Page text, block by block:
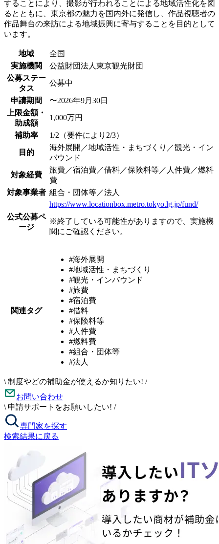
することにより、撮影が行われることによる地域活性化を図
るとともに、東京都の魅力を国内外に発信し、作品視聴者の
作品舞台の来訪による地域振興に寄与することを目的として
います。
地域
全国
実施機関
公益財団法人東京観光財団
公募ステー
タス
公募中
申請期間
〜2026年9月30日
上限金額・
助成額
1,000万円
補助率 1/2（要件により2/3）
目的
海外展開／地域活性・まちづくり／観光・イン
バウンド
対象経費
旅費／宿泊費／借料／保険料等／人件費／燃料
費
対象事業者 組合・団体等／法人
公式公募ペ
ージ
https://www.locationbox.metro.tokyo.lg.jp/fund/
※終了している可能性がありますので、実施機
関にご確認ください。
関連タグ
#海外展開
#地域活性・まちづくり
#観光・インバウンド
#旅費
#宿泊費
#借料
#保険料等
#人件費
#燃料費
#組合・団体等
#法人
\ 制度やどの補助金が使えるか知りたい! /
お問い合わせ
\ 申請サポートをお願いしたい! /
専門家を探す
検索結果に戻る